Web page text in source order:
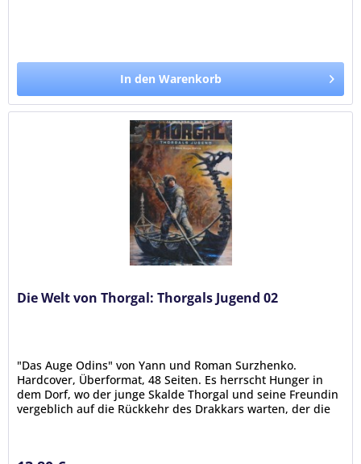
In den Warenkorb
Die Welt von Thorgal: Thorgals Jugend 02
"Das Auge Odins" von Yann und Roman Surzhenko.
Hardcover, Überformat, 48 Seiten. Es herrscht Hunger in
dem Dorf, wo der junge Skalde Thorgal und seine Freundin
vergeblich auf die Rückkehr des Drakkars warten, der die